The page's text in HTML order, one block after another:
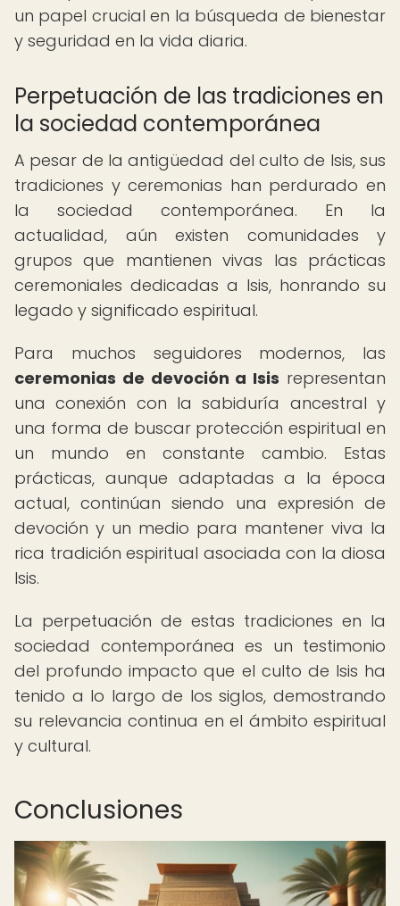
un papel crucial en la búsqueda de bienestar
y seguridad en la vida diaria.
Perpetuación de las tradiciones en
la sociedad contemporánea
A pesar de la antigüedad del culto de Isis, sus
tradiciones y ceremonias han perdurado en
la sociedad contemporánea. En la
actualidad, aún existen comunidades y
grupos que mantienen vivas las prácticas
ceremoniales dedicadas a Isis, honrando su
legado y significado espiritual.
Para muchos seguidores modernos, las
ceremonias de devoción a Isis representan
una conexión con la sabiduría ancestral y
una forma de buscar protección espiritual en
un mundo en constante cambio. Estas
prácticas, aunque adaptadas a la época
actual, continúan siendo una expresión de
devoción y un medio para mantener viva la
rica tradición espiritual asociada con la diosa
Isis.
La perpetuación de estas tradiciones en la
sociedad contemporánea es un testimonio
del profundo impacto que el culto de Isis ha
tenido a lo largo de los siglos, demostrando
su relevancia continua en el ámbito espiritual
y cultural.
Conclusiones